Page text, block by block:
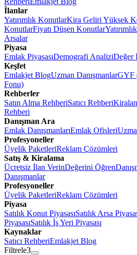
İlanlar
Yatırımlık KonutlarKira Geliri Yüksek
KonutlarFiyatı Düşen Konutlar
Arsalar
Piyasa
Emlak PiyasasıDemografi AnaliziDeğer
Keşfet
Emlakjet BlogUzman DanışmanlarGYF
Fonu)
Rehberler
Satın Alma RehberiSatıcı Rehberi
Rehberi
Danışman Ara
Emlak DanışmanlarıEmlak Ofisleri
Profesyoneller
Üyelik PaketleriReklam Çözümleri
Satış & Kiralama
Ücretsiz İlan VerinDeğerini Öğren
Danışmanlar
Profesyoneller
Üyelik PaketleriReklam Çözümleri
Piyasa
Satılık Konut PiyasasıSatılık Arsa
PiyasasıSatılık İş Yeri Piyasası
Kaynaklar
Satıcı RehberiEmlakjet Blog
Filtrele3